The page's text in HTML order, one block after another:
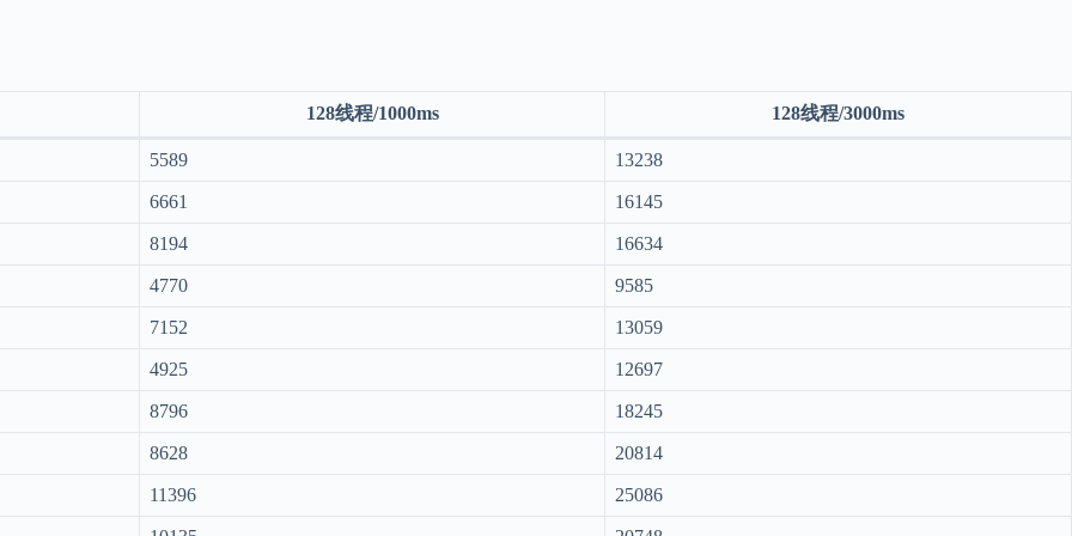
128线程/1000ms 128线程/3000ms
5589 13238
6661 16145
8194 16634
4770 9585
7152 13059
4925 12697
8796 18245
8628 20814
11396 25086